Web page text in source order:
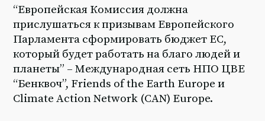
“Европейская Комиссия должна
прислушаться к призывам Европейского
Парламента сформировать бюджет ЕС,
который будет работать на благо людей и
планеты” – Международная сеть НПО ЦВЕ
“Бенквоч”, Friends of the Earth Europe и
Climate Action Network (CAN) Europe.